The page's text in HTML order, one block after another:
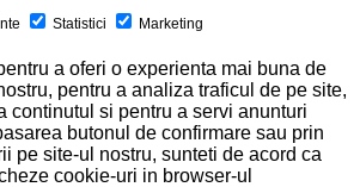
Statistici Marketing
a oferi o experienta mai buna de
pentru a analiza traficul de pe site,
continutul si pentru a servi anunturi
butonul de confirmare sau prin
pe site-ul nostru, sunteti de acord ca
cookie-uri in browser-ul